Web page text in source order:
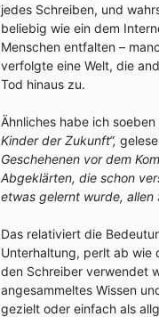
jedes Schreiben, und
beliebig wie ein dem
Menschen entfalten –
verfolgte eine Welt, die
Tod hinaus zu.
Ähnliches habe ich
Kinder der Zukunft“,
Geschehenen vor dem
Abgeklärten, die schon
etwas gelernt wurde, allen
Das relativiert die
Unterhaltung, perlt ab wie
den Schreiber verwendet
angesammeltes Wissen
gezielt oder einfach als